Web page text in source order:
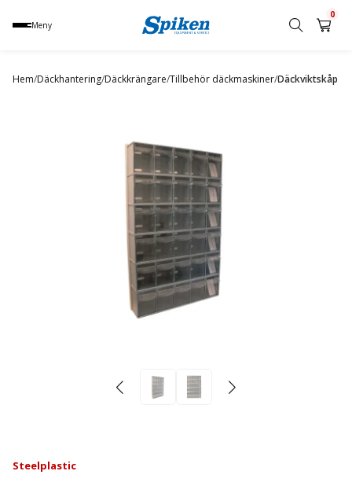
Meny
namn,
0
Hem/Däckhantering/Däckkrängare/Tillbehör däckmaskiner/Däckviktskåp
Steelplastic